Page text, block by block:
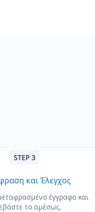
STEP 3
και Έλεγχος
έγγραφο και
το αμέσως.